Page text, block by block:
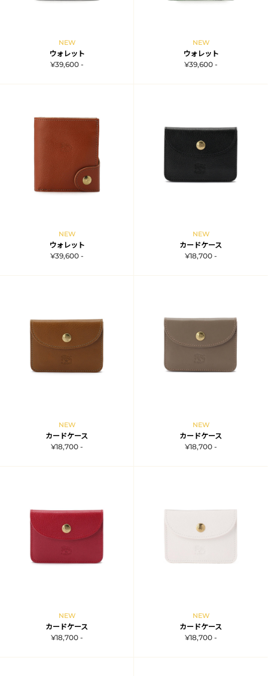
NEW
ウォレット
¥39,600 -
NEW
ウォレット
¥39,600 -
NEW
ウォレット
¥39,600 -
NEW
カードケース
¥18,700 -
NEW
カードケース
¥18,700 -
NEW
カードケース
¥18,700 -
NEW
カードケース
¥18,700 -
NEW
カードケース
¥18,700 -